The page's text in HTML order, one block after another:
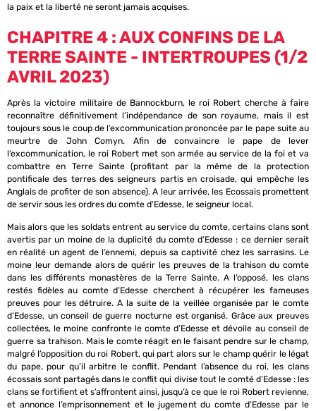
la paix et la liberté ne seront jamais acquises.
CHAPITRE 4 : AUX CONFINS DE LA
TERRE SAINTE - INTERTROUPES (1/2
AVRIL 2023)
Après la victoire militaire de Bannockburn, le roi Robert cherche à faire
reconnaître définitivement l’indépendance de son royaume, mais il est
toujours sous le coup de l’excommunication prononcée par le pape suite au
meurtre de John Comyn. Afin de convaincre le pape de lever
l’excommunication, le roi Robert met son armée au service de la foi et va
combattre en Terre Sainte (profitant par la même de la protection
pontificale des terres des seigneurs partis en croisade, qui empêche les
Anglais de profiter de son absence). A leur arrivée, les Ecossais promettent
de servir sous les ordres du comte d’Edesse, le seigneur local.
Mais alors que les soldats entrent au service du comte, certains clans sont
avertis par un moine de la duplicité du comte d’Edesse : ce dernier serait
en réalité un agent de l’ennemi, depuis sa captivité chez les sarrasins. Le
moine leur demande alors de quérir les preuves de la trahison du comte
dans les différents monastères de la Terre Sainte. A l’opposé, les clans
restés fidèles au comte d’Edesse cherchent à récupérer les fameuses
preuves pour les détruire. A la suite de la veillée organisée par le comte
d’Edesse, un conseil de guerre nocturne est organisé. Grâce aux preuves
collectées, le moine confronte le comte d’Edesse et dévoile au conseil de
guerre sa trahison. Mais le comte réagit en le faisant pendre sur le champ,
malgré l’opposition du roi Robert, qui part alors sur le champ quérir le légat
du pape, pour qu’il arbitre le conflit. Pendant l’absence du roi, les clans
écossais sont partagés dans le conflit qui divise tout le comté d’Edesse : les
clans se fortifient et s’affrontent ainsi, jusqu’à ce que le roi Robert revienne,
et annonce l’emprisonnement et le jugement du comte d’Edesse par le